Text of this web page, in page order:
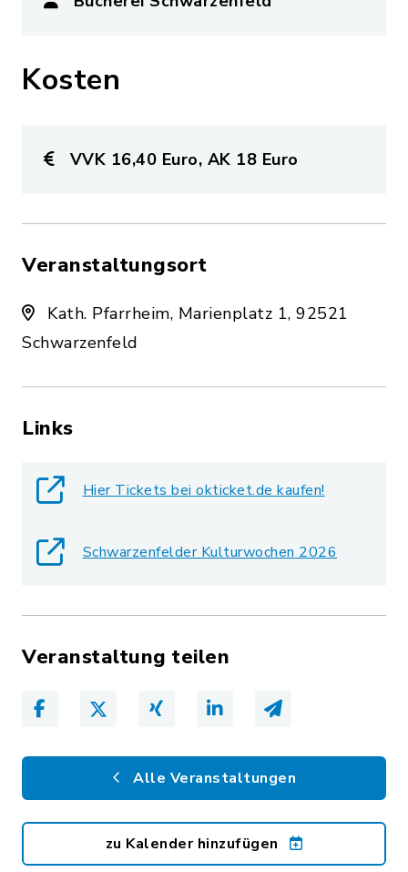
Kosten
VVK 16,40 Euro, AK 18 Euro
Veranstaltungsort
Kath. Pfarrheim, Marienplatz 1, 92521
Schwarzenfeld
Links
Hier Tickets bei okticket.de kaufen!
Schwarzenfelder Kulturwochen 2026
Veranstaltung teilen
Alle Veranstaltungen
zu Kalender hinzufügen